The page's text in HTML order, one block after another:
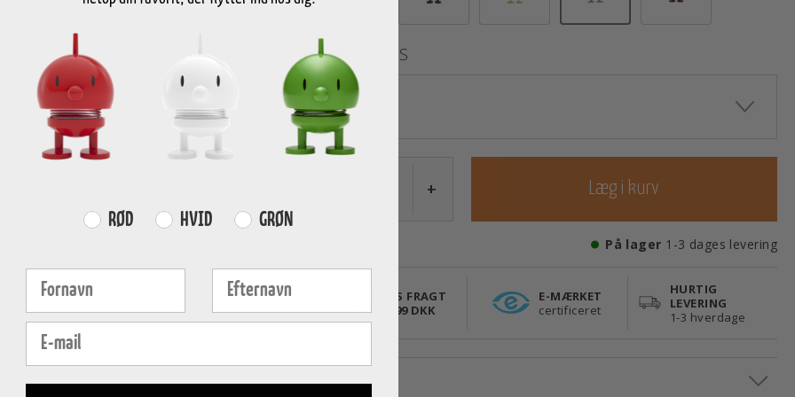
valgte
Størrelse S
S
+ Læg i kurv
På lager 1-3 dages levering
GRATIS FRAGT
over
499 DKK
E-MÆRKET
certificeret
HURTIG
LEVERING
1-3 hverdage
Farvevalg
RØD HVID GRØN
Fornavn Efternavn
E-mail